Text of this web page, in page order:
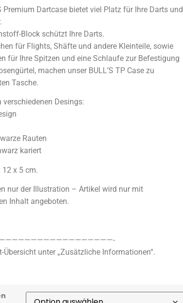
Premium Dartcase bietet viel Platz für Ihre Darts und
Block schützt Ihre Darts.
für Flights, Shäfte und andere Kleinteile, sowie
für Ihre Spitzen und eine Schlaufe zur Befestigung
machen unser BULL’S TP Case zu
Tasche.
verschiedenen Desings:
Rauten
kariert
12 x 5 cm.
nur der Illustration – Artikel wird nur mit
Inhalt angeboten.
Übersicht unter „Zusätzliche Informationen“.